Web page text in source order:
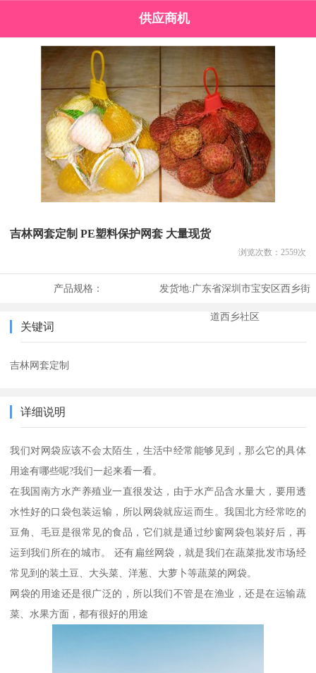
供应商机
吉林网套定制 PE塑料保护网套 大量现货
浏览次数： 2559次
产品规格： 发货地:广东省深圳市宝安区西乡街
道西乡社区
关键词
吉林网套定制
详细说明
我们对网袋应该不会太陌生，生活中经常能够见到，那么它的具体
用途有哪些呢?我们一起来看一看。
在我国南方水产养殖业一直很发达，由于水产品含水量大，要用透
水性好的口袋包装运输，所以网袋就应运而生。我国北方经常吃的
豆角、毛豆是很常见的食品，它们就是通过纱窗网袋包装好后，再
运到我们所在的城市。 还有扁丝网袋，就是我们在蔬菜批发市场经
常见到的装土豆、大头菜、洋葱、大萝卜等蔬菜的网袋。
网袋的用途还是很广泛的，所以我们不管是在渔业，还是在运输蔬
菜、水果方面，都有很好的用途